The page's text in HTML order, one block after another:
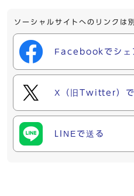
ソーシャルサイトへのリンクは
Facebookでシェ
X（旧Twitter）で
LINEで送る